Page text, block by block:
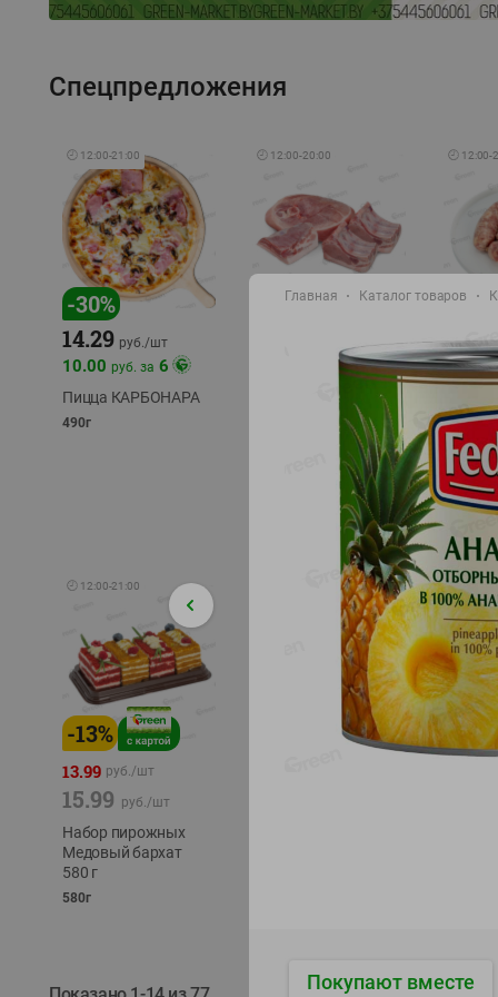
Спецпредложения
🕘 12:00-21:00
-30%
14.29 руб./шт
10.00 руб. за 6
Пицца КАРБОНАРА
490г
🕘 12:00-20:00
руб./кг
Свинина 1 с.
полуфабрикат,
охлажденный 1 кг
фасовка: 1-2кг
🕘 12:00-
-17%
9.99
11.99
охлажд
🕘 12:00-21:00
-13%
13.99 руб./шт
15.99 руб./шт
Набор пирожных
Медовый бархат
580 г
580г
-24%
Главная Каталог товаров
Покупают вместе